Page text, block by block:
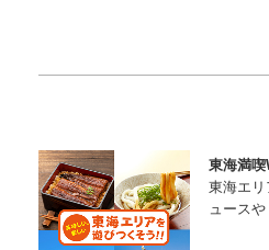
東海満
東海エリ
ュース